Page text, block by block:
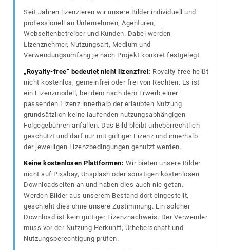
Seit Jahren lizenzieren wir unsere Bilder individuell und
professionell an Unternehmen, Agenturen,
Webseitenbetreiber und Kunden. Dabei werden
Lizenznehmer, Nutzungsart, Medium und
Verwendungsumfang je nach Projekt konkret festgelegt.
„Royalty-free“ bedeutet nicht lizenzfrei: Royalty-free heißt
nicht kostenlos, gemeinfrei oder frei von Rechten. Es ist
ein Lizenzmodell, bei dem nach dem Erwerb einer
passenden Lizenz innerhalb der erlaubten Nutzung
grundsätzlich keine laufenden nutzungsabhängigen
Folgegebühren anfallen. Das Bild bleibt urheberrechtlich
geschützt und darf nur mit gültiger Lizenz und innerhalb
der jeweiligen Lizenzbedingungen genutzt werden.
Keine kostenlosen Plattformen: Wir bieten unsere Bilder
nicht auf Pixabay, Unsplash oder sonstigen kostenlosen
Downloadseiten an und haben dies auch nie getan.
Werden Bilder aus unserem Bestand dort eingestellt,
geschieht dies ohne unsere Zustimmung. Ein solcher
Download ist kein gültiger Lizenznachweis. Der Verwender
muss vor der Nutzung Herkunft, Urheberschaft und
Nutzungsberechtigung prüfen.